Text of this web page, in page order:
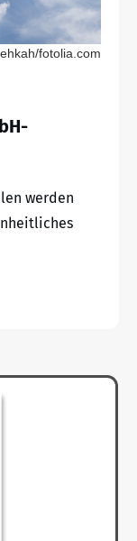
fotolia.com
werden